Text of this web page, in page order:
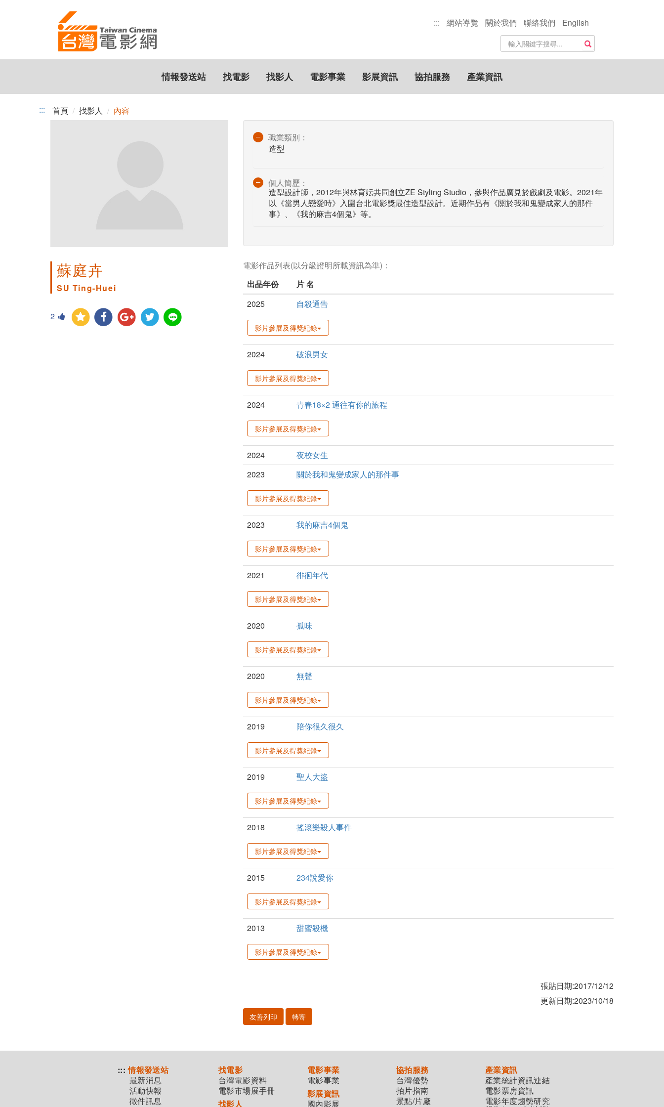
::: 網站導覽 關於我們 聯絡我們
English
站
內
搜
尋
關
鍵
搜尋
情報發送站 找電影 找影人 電影事業 影展資訊 協拍服務 產業資訊
::: 首頁 找影人 內容
蘇庭卉
SU Ting-Huei
2
職業類別：
造型
個人簡歷：
造型設計師，2012年與林育妘共同創立ZE Styling Studio，參與作品廣見於戲劇及電影。2021年
以《當男人戀愛時》入圍台北電影獎最佳造型設計。近期作品有《關於我和鬼變成家人的那件
事》、《我的麻吉4個鬼》等。
電影作品列表(以分級證明所載資訊為準)：
出品年份
片 名
2025
自殺通告
影片參展及得獎紀錄
2024 破浪男女
影片參展及得獎紀錄
2024 青春18×2 通往有你的旅程
影片參展及得獎紀錄
2024
夜校女生
2023
關於我和鬼變成家人的那件事
影片參展及得獎紀錄
2023 我的麻吉4個鬼
影片參展及得獎紀錄
2021 徘徊年代
影片參展及得獎紀錄
2020 孤味
影片參展及得獎紀錄
2020 無聲
影片參展及得獎紀錄
2019 陪你很久很久
影片參展及得獎紀錄
2019 聖人大盜
影片參展及得獎紀錄
2018 搖滾樂殺人事件
影片參展及得獎紀錄
2015 234說愛你
影片參展及得獎紀錄
2013 甜蜜殺機
影片參展及得獎紀錄
張貼日期:2017/12/12
更新日期:2023/10/18
友善列印 轉寄
::: 情報發送站
最新消息
活動快報
徵件訊息
找電影
台灣電影資料
電影市場展手冊
找影人
電影事業
電影事業
影展資訊
國內影展
協拍服務
台灣優勢
拍片指南
景點/片廠
產業資訊
產業統計資訊連結
電影票房資訊
電影年度趨勢研究